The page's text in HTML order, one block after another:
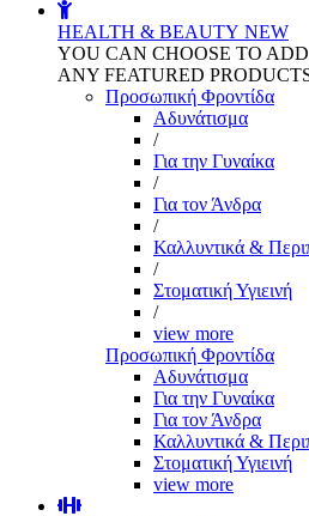
HEALTH & BEAUTY NEW
YOU CAN CHOOSE TO
ANY FEATURED
Προσωπική Φροντίδα
Αδυνάτισμα
/
Για την Γυναίκα
/
Για τον Άνδρα
/
Καλλυντικά &
/
Στοματική Υγιεινή
/
view more
Προσωπική Φροντίδα
Αδυνάτισμα
Για την Γυναίκα
Για τον Άνδρα
Καλλυντικά &
Στοματική Υγιεινή
view more